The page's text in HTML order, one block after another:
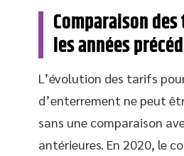
Comparaison
les années
L’évolution des tarifs
d’enterrement ne peut
sans une comparaison
antérieures. En 2020, le